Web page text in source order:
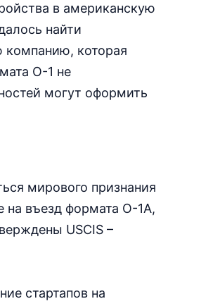
в американскую
найти
компанию, которая
О-1 не
могут оформить
мирового признания
на въезд формата О-1А,
USCIS –
стартапов на